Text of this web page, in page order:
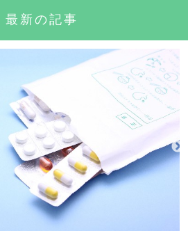
最新の記事